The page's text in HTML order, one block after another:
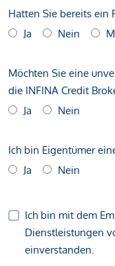
Hatten Sie bereits ein
Ja
Nein
Möchten Sie eine
die INFINA Credit
Ja
Nein
Ich bin Eigentümer
Ja
Nein
Ich bin mit dem
Dienstleistungen
einverstanden.